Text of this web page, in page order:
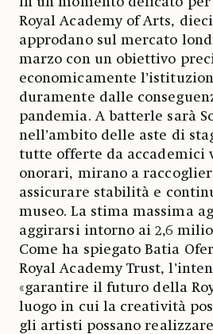
Royal Academy of Arts,
approdano sul mercato
marzo con un obiettivo
economicamente
duramente dalle
pandemia. A batterle sarà
nell’ambito delle aste di
tutte offerte da accademici
onorari, mirano a
assicurare stabilità e
museo. La stima massima
aggirarsi intorno ai 2,6
Come ha spiegato Batia
Royal Academy Trust,
«garantire il futuro della
luogo in cui la creatività
gli artisti possano